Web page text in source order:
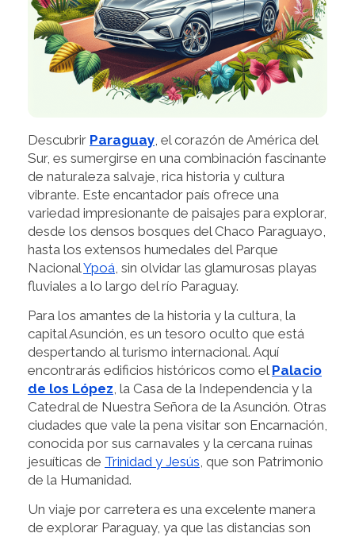
Descubrir Paraguay , el corazón de América del
Sur, es sumergirse en una combinación fascinante
de naturaleza salvaje, rica historia y cultura
vibrante. Este encantador país ofrece una
variedad impresionante de paisajes para explorar,
desde los densos bosques del Chaco Paraguayo,
hasta los extensos humedales del Parque
NacionalYpoá , sin olvidar las glamurosas playas
fluviales a lo largo del río Paraguay.
Para los amantes de la historia y la cultura, la
capital Asunción, es un tesoro oculto que está
despertando al turismo internacional. Aquí
encontrarás edificios históricos como el Palacio
de los López , la Casa de la Independencia y la
Catedral de Nuestra Señora de la Asunción. Otras
ciudades que vale la pena visitar son Encarnación,
conocida por sus carnavales y la cercana ruinas
jesuíticas de Trinidad y Jesús , que son Patrimonio
de la Humanidad.
Un viaje por carretera es una excelente manera
de explorar Paraguay, ya que las distancias son